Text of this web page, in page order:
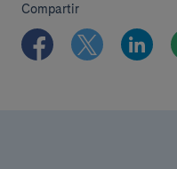
Compartir